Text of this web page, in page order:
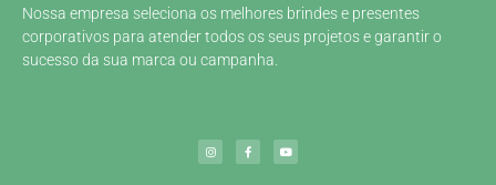
Nossa empresa seleciona os melhores brindes e presentes
corporativos para atender todos os seus projetos e garantir o
sucesso da sua marca ou campanha.